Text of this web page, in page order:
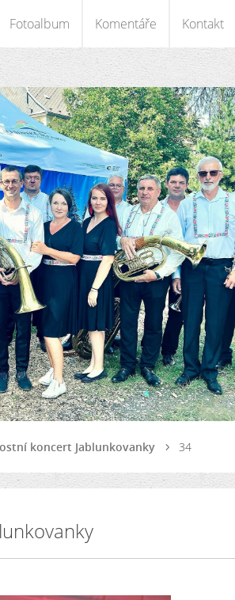
Fotoalbum Komentáře Kontakt
koncert Jablunkovanky 34